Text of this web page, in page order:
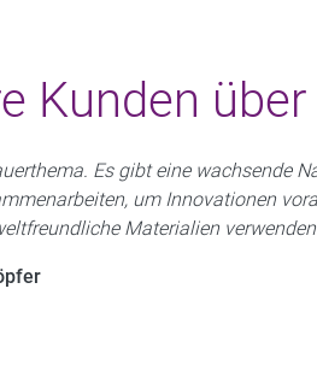
Kunden
Es gibt eine wachsende
um Innovationen
Materialien